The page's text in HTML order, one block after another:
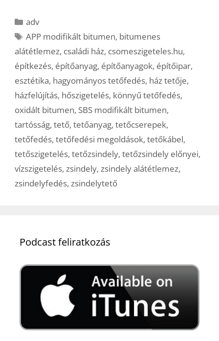
Kategória
adv
Címkék
APP modifikált bitumen, bitumenes
alátétlemez, családi ház, csomeszigeteles.hu,
építkezés, építőanyag, építőanyagok, építőipar,
esztétika, hagyományos tetőfedés, ház tetője,
házfelújítás, hőszigetelés, könnyű tetőfedés,
oxidált bitumen, SBS modifikált bitumen,
tartósság, tető, tetőanyag, tetőcserepek,
tetőfedés, tetőfedési megoldások, tetőkábel,
tetőszigetelés, tetőzsindely, tetőzsindely előnyei,
vízszigetelés, zsindely, zsindely alátétlemez,
zsindelyfedés, zsindelytető
Podcast feliratkozás